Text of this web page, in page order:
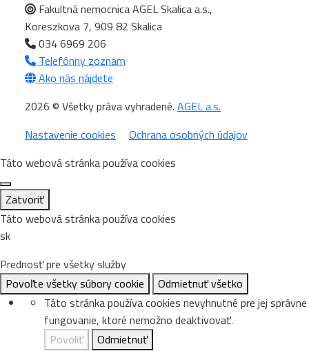
Fakultná nemocnica AGEL Skalica a.s.,
Koreszkova 7, 909 82 Skalica
034 6969 206
Telefónny zoznam
Ako nás nájdete
2026 © Všetky práva vyhradené. AGEL a.s.
Nastavenie cookies
Ochrana osobných údajov
Táto webová stránka používa cookies
Zatvoriť
Táto webová stránka používa cookies
sk
Prednosť pre všetky služby
Povoľte všetky súbory cookie
Odmietnuť všetko
Táto stránka používa cookies nevyhnutné pre jej správne
fungovanie, ktoré nemožno deaktivovať.
Povoliť
Odmietnuť